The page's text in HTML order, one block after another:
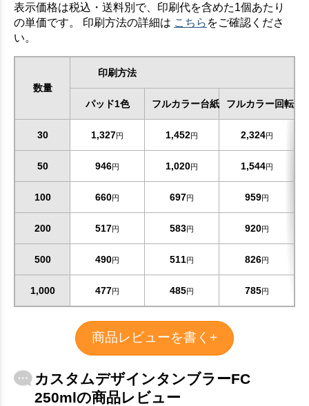
表示価格は税込・送料別で、印刷代を含めた1個あたり
の単価です。 印刷方法の詳細は こちら をご確認くださ
い。
数量
印刷方法
パッド1色 フルカラー台紙 フルカラー回転イ
30 1,327円 1,452円 2,324円
50 946円 1,020円 1,544円
100 660円 697円 959円
200 517円 583円 920円
500 490円 511円 826円
1,000 477円 485円 785円
商品レビューを書く+
カスタムデザインタンブラーFC
250mlの商品レビュー